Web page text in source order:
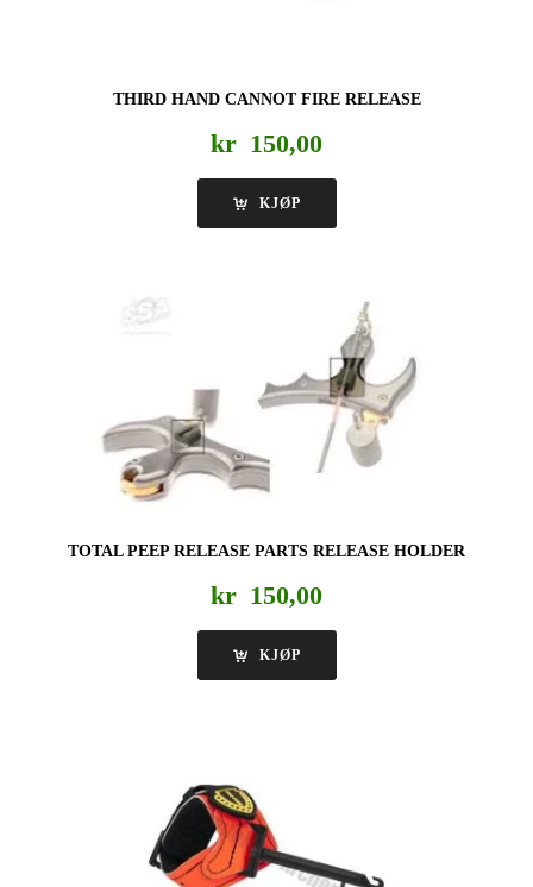
THIRD HAND CANNOT FIRE RELEASE
kr 150,00
KJØP
TOTAL PEEP RELEASE PARTS RELEASE HOLDER
kr 150,00
KJØP